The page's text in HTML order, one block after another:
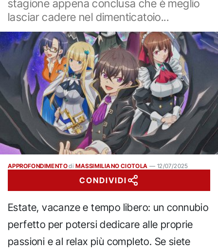
stagione appena conclusa che è meglio
lasciar cadere nel dimenticatoio...
APPROFONDIMENTOdi MASSIMILIANO CIOTOLA — 12/07/2025
CONDIVIDI
Estate, vacanze e tempo libero: un connubio
perfetto per potersi dedicare alle proprie
passioni e al relax più completo. Se siete